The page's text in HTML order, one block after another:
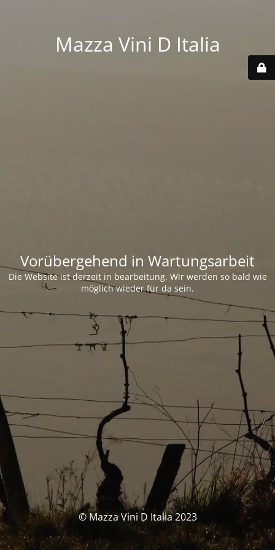
Mazza Vini D Italia
Vorübergehend in Wartungsarbeit
Die Website ist derzeit in bearbeitung. Wir werden so bald wie
möglich wieder für da sein.
© Mazza Vini D Italia 2023